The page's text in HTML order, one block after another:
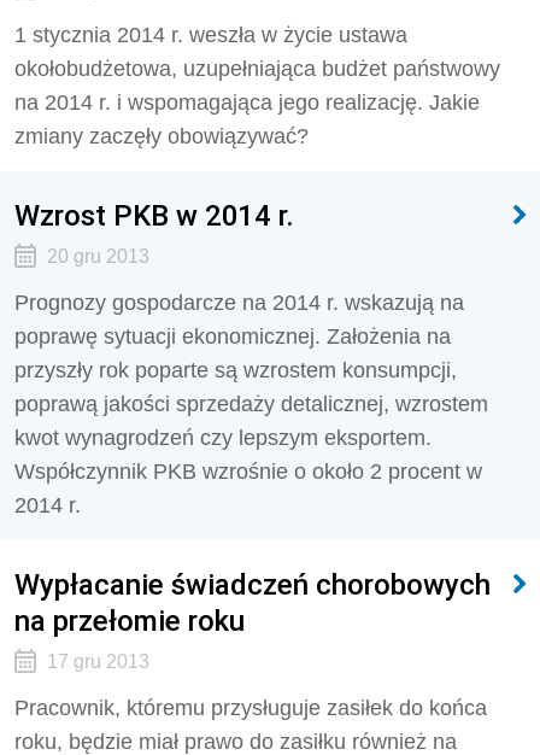
1 stycznia 2014 r. weszła w życie ustawa
okołobudżetowa, uzupełniająca budżet państwowy
na 2014 r. i wspomagająca jego realizację. Jakie
zmiany zaczęły obowiązywać?
Wzrost PKB w 2014 r.
20 gru 2013
Prognozy gospodarcze na 2014 r. wskazują na
poprawę sytuacji ekonomicznej. Założenia na
przyszły rok poparte są wzrostem konsumpcji,
poprawą jakości sprzedaży detalicznej, wzrostem
kwot wynagrodzeń czy lepszym eksportem.
Współczynnik PKB wzrośnie o około 2 procent w
2014 r.
Wypłacanie świadczeń chorobowych
na przełomie roku
17 gru 2013
Pracownik, któremu przysługuje zasiłek do końca
roku, będzie miał prawo do zasiłku również na